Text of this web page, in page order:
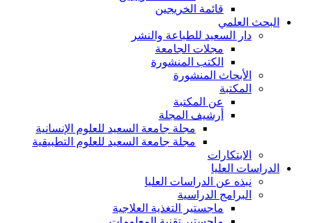
قائمة الخريجين
البحث العلمي
دار السعيد للطباعة والنشر
مجلات الجامعة
الكتب المنشورة
الأبحاث المنشورة
المكتبة
عن المكتبة
أرشيف المجلة
مجلة جامعة السعيد للعلوم الإنسانية
مجلة جامعة السعيد للعلوم التطبيقية
الابتكارات
الدراسات العليا
نبذه عن الدراسات العليا
البرامج الدراسية
ماجستير التغذية العلاجية